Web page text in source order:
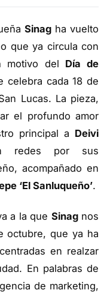
Sinag ha vuelto
que ya circula con
motivo del Día de
celebra cada 18 de
Lucas. La pieza,
el profundo amor
principal a Deivi
redes por sus
acompañado en
‘El Sanluqueño’.
a la que Sinagnos
octubre, que ya ha
en realzar
En palabras de
de marketing,